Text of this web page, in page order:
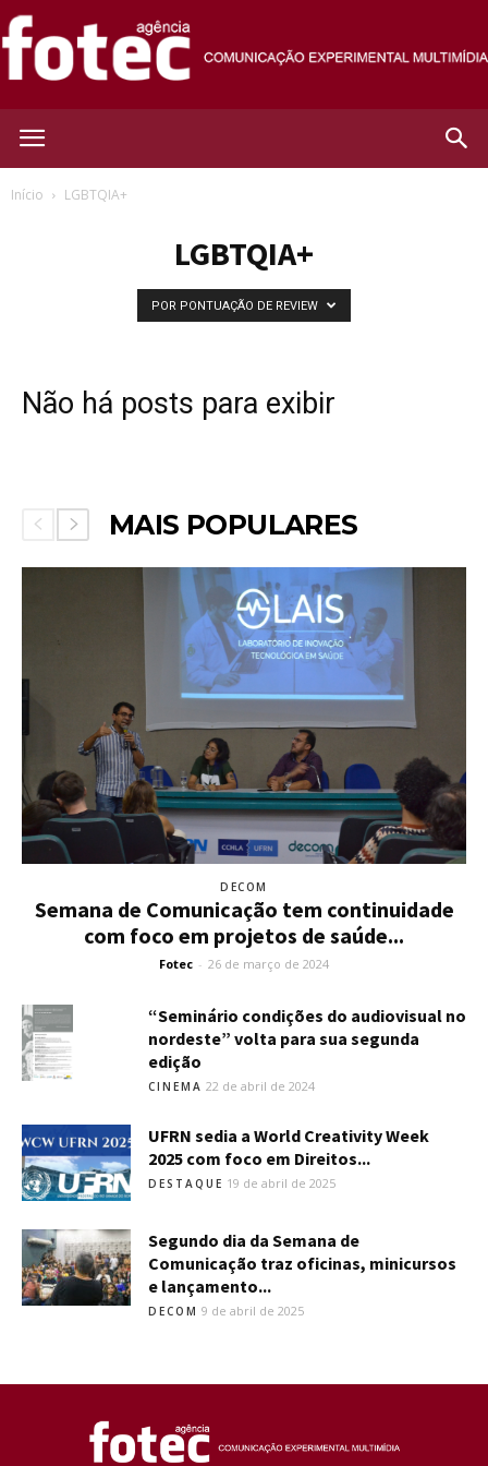
Fotec
Início LGBTQIA+
LGBTQIA+
POR PONTUAÇÃO DE REVIEW
Não há posts para exibir
MAIS POPULARES
DECOM
Semana de Comunicação tem continuidade
com foco em projetos de saúde...
Fotec - 26 de março de 2024
“Seminário condições do audiovisual no
nordeste” volta para sua segunda
edição
CINEMA 22 de abril de 2024
UFRN sedia a World Creativity Week
2025 com foco em Direitos...
DESTAQUE 19 de abril de 2025
Segundo dia da Semana de
Comunicação traz oficinas, minicursos
e lançamento...
DECOM 9 de abril de 2025